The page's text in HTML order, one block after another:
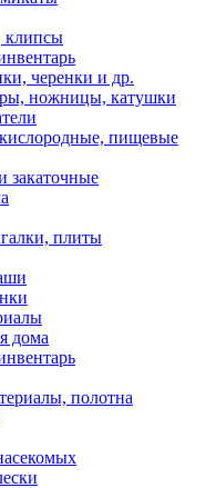
клипсы
черенки и др.
ножницы, катушки
пищевые
плиты
дома
полотна